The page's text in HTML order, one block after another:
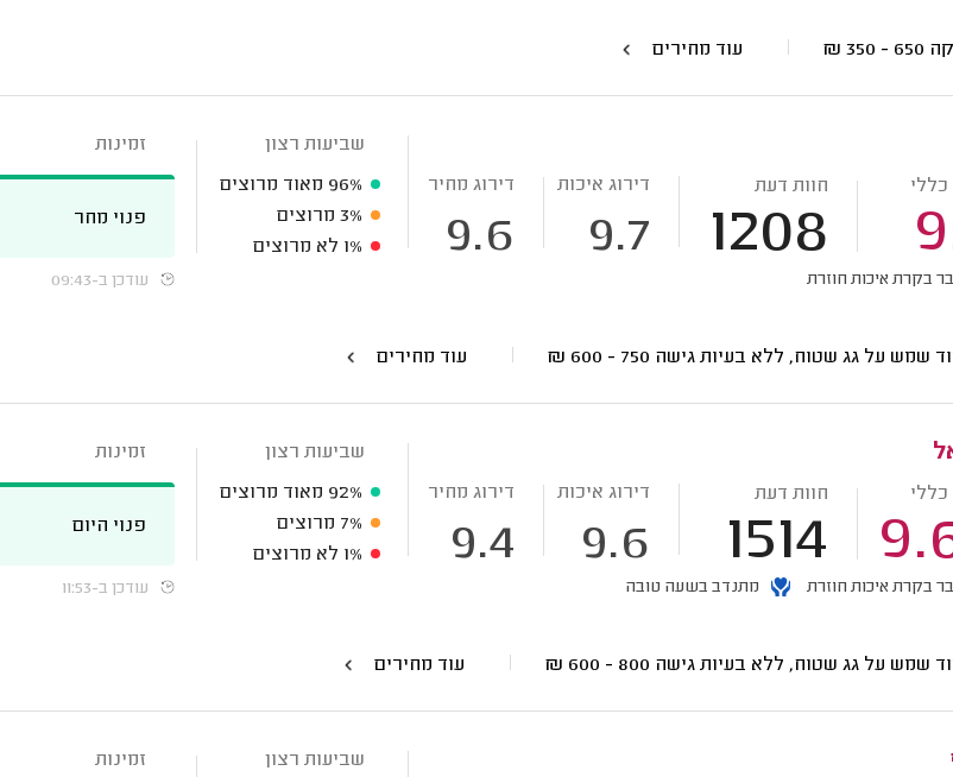
650 - 350
₪ עוד מחירים
כללי חוות דעת
1208
דירוג איכות
9.7
דירוג מחיר
9.6
בקרת איכות חוזרת
שביעות רצון
96% מאוד מרוצים
3% מרוצים
1% לא מרוצים
זמינות
פנוי מחר
עודכן ב-09:43
שמש על גג שטוח, ללא בעיות גישה 750 - 600
₪ עוד מחירים
כללי חוות דעת
1514
דירוג איכות
9.6
דירוג מחיר
9.4
בקרת איכות חוזרת מתנדב בשעה טובה
שביעות רצון
92% מאוד מרוצים
7% מרוצים
1% לא מרוצים
זמינות
פנוי היום
עודכן ב-11:53
שמש על גג שטוח, ללא בעיות גישה 800 - 600
₪ עוד מחירים
שביעות רצון
זמינות